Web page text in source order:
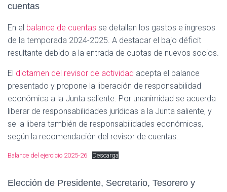
cuentas
En el balance de cuentas se detallan los gastos e ingresos
de la temporada 2024-2025. A destacar el bajo déficit
resultante debido a la entrada de cuotas de nuevos socios.
El dictamen del revisor de actividad acepta el balance
presentado y propone la liberación de responsabilidad
económica a la Junta saliente. Por unanimidad se acuerda
liberar de responsabilidades jurídicas a la Junta saliente, y
se la libera también de responsabilidades económicas,
según la recomendación del revisor de cuentas.
Balance del ejercicio 2025-26 Descarga
Elección de Presidente, Secretario, Tesorero y